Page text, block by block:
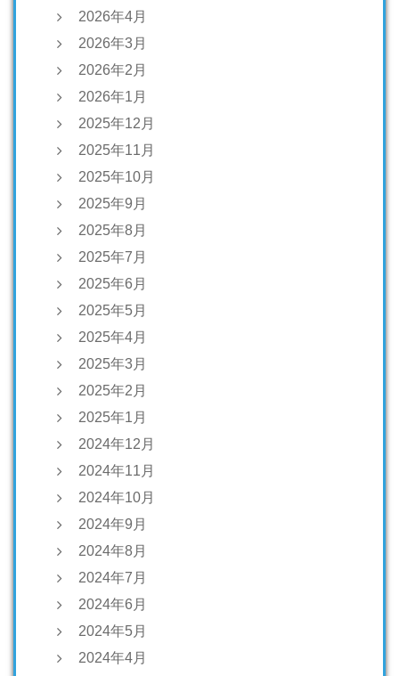
2026年4月
2026年3月
2026年2月
2026年1月
2025年12月
2025年11月
2025年10月
2025年9月
2025年8月
2025年7月
2025年6月
2025年5月
2025年4月
2025年3月
2025年2月
2025年1月
2024年12月
2024年11月
2024年10月
2024年9月
2024年8月
2024年7月
2024年6月
2024年5月
2024年4月